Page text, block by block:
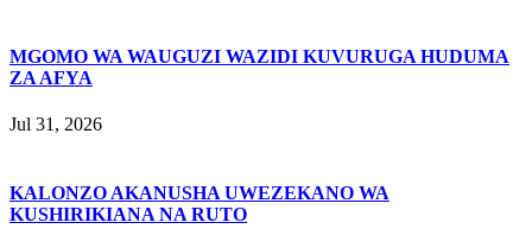
MGOMO WA WAUGUZI WAZIDI KUVURUGA HUDUMA
ZA AFYA
Jul 31, 2026
KALONZO AKANUSHA UWEZEKANO WA
KUSHIRIKIANA NA RUTO